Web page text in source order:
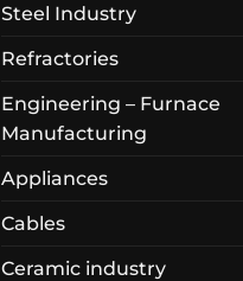
Steel Industry
Refractories
Engineering – Furnace
Manufacturing
Appliances
Cables
Ceramic industry